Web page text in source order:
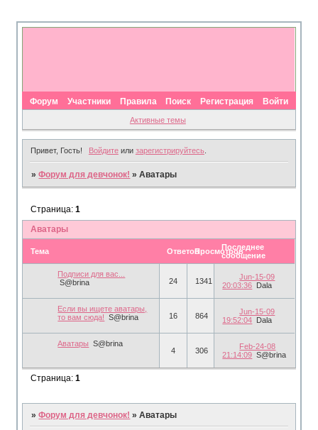
Форум Участники Правила Поиск Регистрация Войти
Активные темы
Привет, Гость! Войдитеили зарегистрируйтесь.
»Форум для девчонок! »Аватары
Аватары
Страница:1
Тема ОтветовПросмотровПоследнее
сообщение
Подписи для вас...
S@brina
24 1341
Jun-15-09
20:03:36 Dala
Если вы ищете аватары,
то вам сюда!
S@brina 16 864
Jun-15-09
19:52:04 Dala
Аватары
S@brina
4
306
Feb-24-08
21:14:09 S@brina
Страница:1
»Форум для девчонок! »Аватары